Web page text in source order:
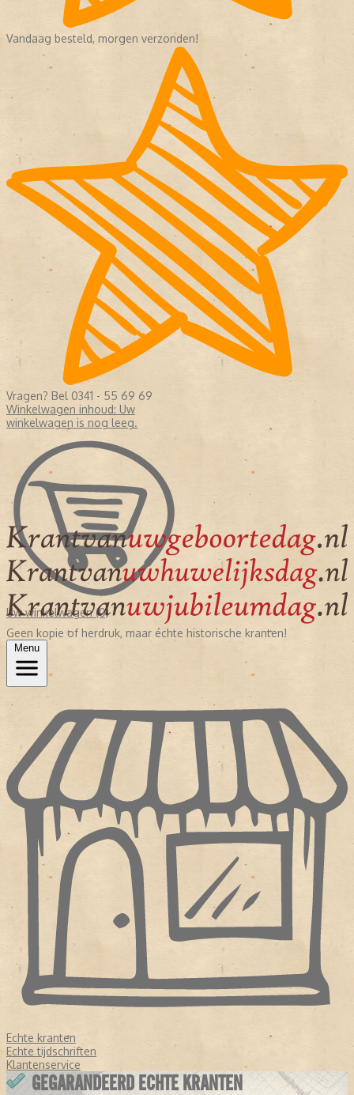
Vandaag besteld, morgen verzonden!
Vragen? Bel 0341 - 55 69 69
Winkelwagen inhoud: Uw
winkelwagen is nog leeg.
Uw winkelwagen (0)
Geen kopie of herdruk, maar échte historische kranten!
Menu
Echte kranten
Echte tijdschriften
Klantenservice
GEGARANDEERD ECHTE KRANTEN